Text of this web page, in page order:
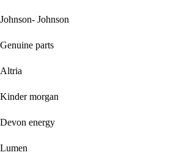
Johnson- Johnson
Genuine parts
Altria
Kinder morgan
Devon energy
Lumen